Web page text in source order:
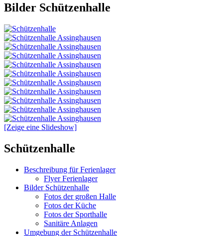
Bilder Schützenhalle
[Zeige eine Slideshow]
Primärer
Widgetbereich
Schützenhalle
Beschreibung für Ferienlager
Flyer Ferienlager
Bilder Schützenhalle
Fotos der großen Halle
Fotos der Küche
Fotos der Sporthalle
Sanitäre Anlagen
Umgebung der Schützenhalle